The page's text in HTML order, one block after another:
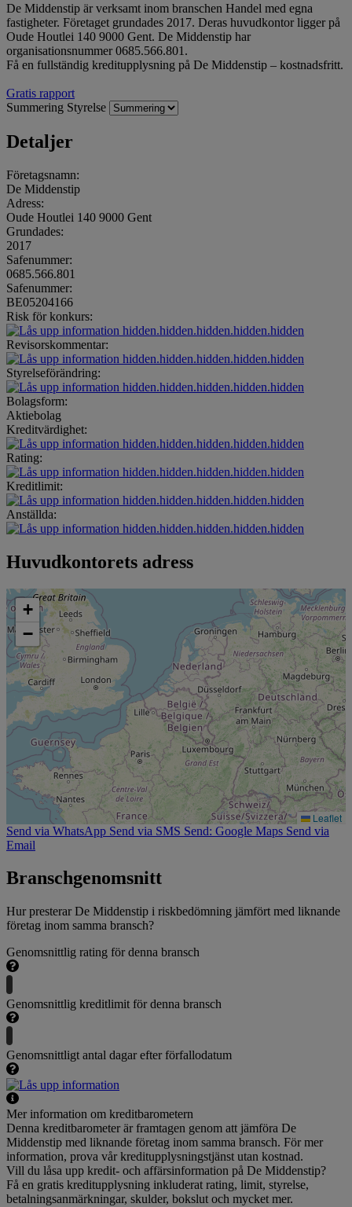
De Middenstip är verksamt inom branschen Handel med egna
fastigheter. Företaget grundades 2017. Deras huvudkontor ligger på
Oude Houtlei 140 9000 Gent. De Middenstip har
organisationsnummer 0685.566.801.
Få en fullständig kreditupplysning på De Middenstip – kostnadsfritt.
Gratis rapport
Summering Styrelse
Detaljer
Företagsnamn:
De Middenstip
Adress:
Oude Houtlei 140 9000 Gent
Grundades:
2017
Safenummer:
0685.566.801
Safenummer:
BE05204166
Risk för konkurs:
hidden.hidden.hidden.hidden.hidden
Revisorskommentar:
hidden.hidden.hidden.hidden.hidden
Styrelseförändring:
hidden.hidden.hidden.hidden.hidden
Bolagsform:
Aktiebolag
Kreditvärdighet:
hidden.hidden.hidden.hidden.hidden
Rating:
hidden.hidden.hidden.hidden.hidden
Kreditlimit:
hidden.hidden.hidden.hidden.hidden
Anställda:
hidden.hidden.hidden.hidden.hidden
Huvudkontorets adress
+
−
Leaflet
Send via WhatsApp Send via SMS Send: Google Maps Send via
Email
Branschgenomsnitt
Hur presterar De Middenstip i riskbedömning jämfört med liknande
företag inom samma bransch?
Genomsnittlig rating för denna bransch
Genomsnittlig kreditlimit för denna bransch
Genomsnittligt antal dagar efter förfallodatum
Mer information om kreditbarometern
Denna kreditbarometer är framtagen genom att jämföra De
Middenstip med liknande företag inom samma bransch. För mer
information, prova vår kreditupplysningstjänst utan kostnad.
Vill du låsa upp kredit- och affärsinformation på De Middenstip?
Få en gratis kreditupplysning inkluderat rating, limit, styrelse,
betalningsanmärkningar, skulder, bokslut och mycket mer.